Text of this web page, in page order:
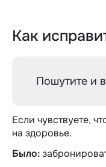
Как
Пошутите и
Если чувствуете,
на здоровье.
Было: